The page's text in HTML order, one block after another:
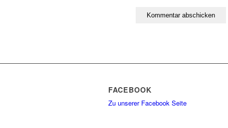
FACEBOOK
Zu unserer Facebook Seite